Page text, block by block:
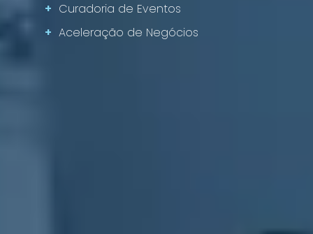
+ Curadoria de Eventos
+ Aceleração de Negócios